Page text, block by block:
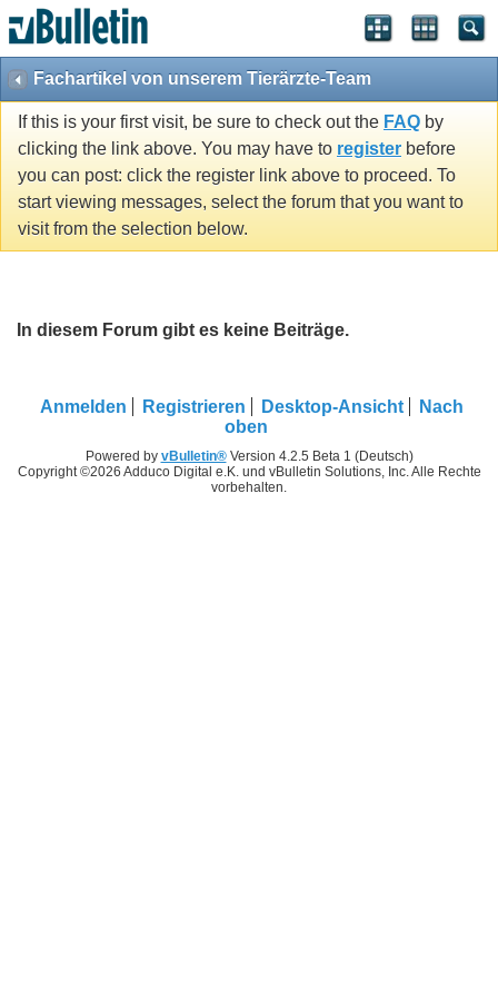
Fachartikel von unserem Tierärzte-Team
If this is your first visit, be sure to check out the FAQ by
clicking the link above. You may have to register before
you can post: click the register link above to proceed. To
start viewing messages, select the forum that you want to
visit from the selection below.
In diesem Forum gibt es keine Beiträge.
Anmelden Registrieren Desktop-Ansicht
Nach
oben
Powered by vBulletin®Version 4.2.5 Beta 1 (Deutsch)
Copyright ©2026 Adduco Digital e.K. und vBulletin Solutions, Inc. Alle Rechte
vorbehalten.